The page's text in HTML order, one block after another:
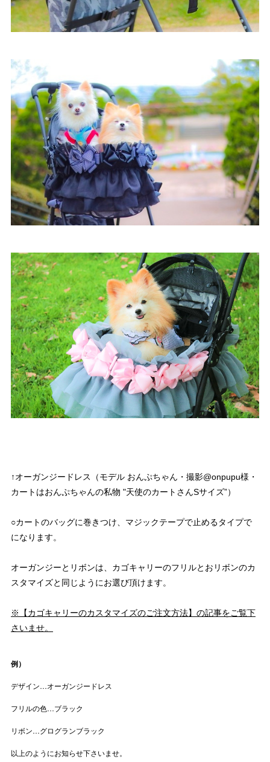
↑オーガンジードレス（モデル おんぷちゃん・撮影@onpupu様・
カートはおんぷちゃんの私物 "天使のカートさんSサイズ”）
○カートのバッグに巻きつけ、マジックテープで止めるタイプで
になります。
オーガンジーとリボンは、カゴキャリーのフリルとおリボンのカ
スタマイズと同じようにお選び頂けます。
※【カゴキャリーのカスタマイズのご注文方法】の記事をご覧下
さいませ。
例）
デザイン…オーガンジードレス
フリルの色…ブラック
リボン…グログランブラック
以上のようにお知らせ下さいませ。